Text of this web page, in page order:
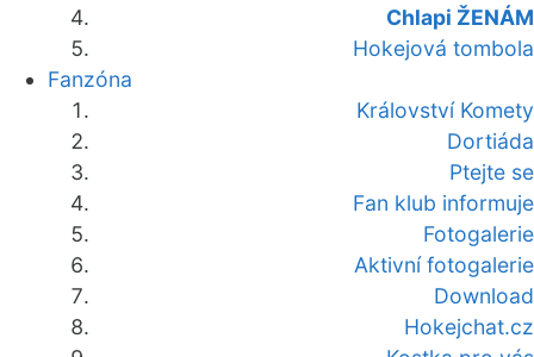
Chlapi ŽENÁM
Hokejová tombola
Fanzóna
Království Komety
Dortiáda
Ptejte se
Fan klub informuje
Fotogalerie
Aktivní fotogalerie
Download
Hokejchat.cz